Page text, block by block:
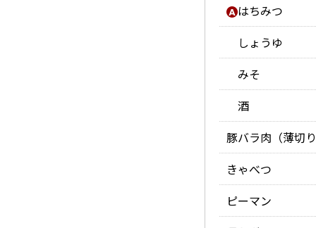
はちみつ
しょうゆ
みそ
酒
豚バラ肉（薄切
きゃべつ
ピーマン